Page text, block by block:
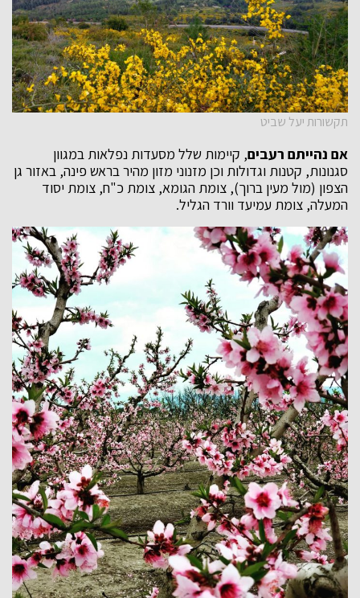
תקשורות יעל שביט
אם נהייתם רעבים, קיימות שלל מסעדות נפלאות במגוון
סגנונות, קטנות וגדולות וכן מזנוני מזון מהיר בראש פינה, באזור גן
הצפון (מול מעין ברוך), צומת הגומא, צומת כ"ח, צומת יסוד
המעלה, צומת עמיעד וורד הגליל.